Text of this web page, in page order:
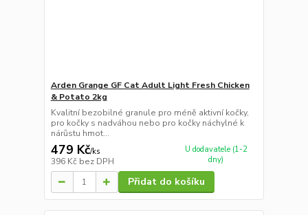
Arden Grange GF Cat Adult Light Fresh Chicken
& Potato 2kg
Kvalitní bezobilné granule pro méně aktivní kočky,
pro kočky s nadváhou nebo pro kočky náchylné k
nárůstu hmot...
479 Kč/ks
396 Kč bez DPH
U dodavatele (1-2
dny)
Přidat do košíku